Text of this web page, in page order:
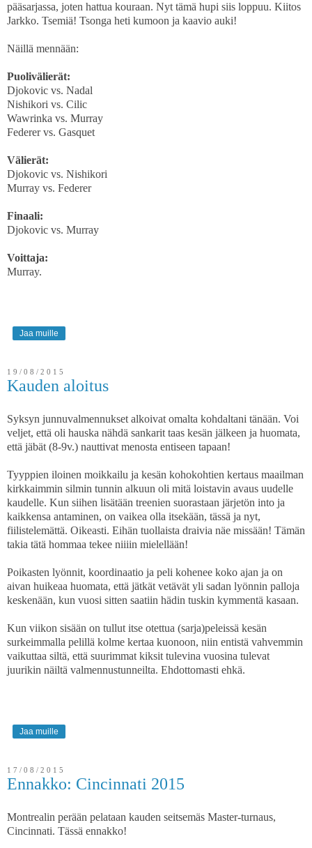
pääsarjassa, joten hattua kouraan. Nyt tämä hupi siis loppuu. Kiitos
Jarkko. Tsemiä! Tsonga heti kumoon ja kaavio auki!
Näillä mennään:
Puolivälierät:
Djokovic vs. Nadal
Nishikori vs. Cilic
Wawrinka vs. Murray
Federer vs. Gasquet
Välierät:
Djokovic vs. Nishikori
Murray vs. Federer
Finaali:
Djokovic vs. Murray
Voittaja:
Murray.
Jaa muille
19/08/2015
Kauden aloitus
Syksyn junnuvalmennukset alkoivat omalta kohdaltani tänään. Voi
veljet, että oli hauska nähdä sankarit taas kesän jälkeen ja huomata,
että jäbät (8-9v.) nauttivat menosta entiseen tapaan!
Tyyppien iloinen moikkailu ja kesän kohokohtien kertaus maailman
kirkkaimmin silmin tunnin alkuun oli mitä loistavin avaus uudelle
kaudelle. Kun siihen lisätään treenien suorastaan järjetön into ja
kaikkensa antaminen, on vaikea olla itsekään, tässä ja nyt,
fiilistelemättä. Oikeasti. Eihän tuollaista draivia näe missään! Tämän
takia tätä hommaa tekee niiiin mielellään!
Poikasten lyönnit, koordinaatio ja peli kohenee koko ajan ja on
aivan huikeaa huomata, että jätkät vetävät yli sadan lyönnin palloja
keskenään, kun vuosi sitten saatiin hädin tuskin kymmentä kasaan.
Kun viikon sisään on tullut itse otettua (sarja)peleissä kesän
surkeimmalla pelillä kolme kertaa kuonoon, niin entistä vahvemmin
vaikuttaa siltä, että suurimmat kiksit tulevina vuosina tulevat
juurikin näiltä valmennustunneilta. Ehdottomasti ehkä.
Jaa muille
17/08/2015
Ennakko: Cincinnati 2015
Montrealin perään pelataan kauden seitsemäs Master-turnaus,
Cincinnati. Tässä ennakko!